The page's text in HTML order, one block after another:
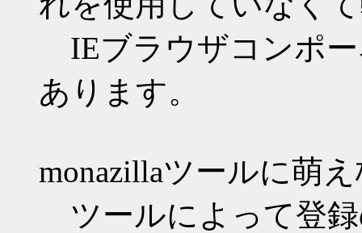
IEブラウザコンポー
あります。
monazillaツールに萌
ツールによって登